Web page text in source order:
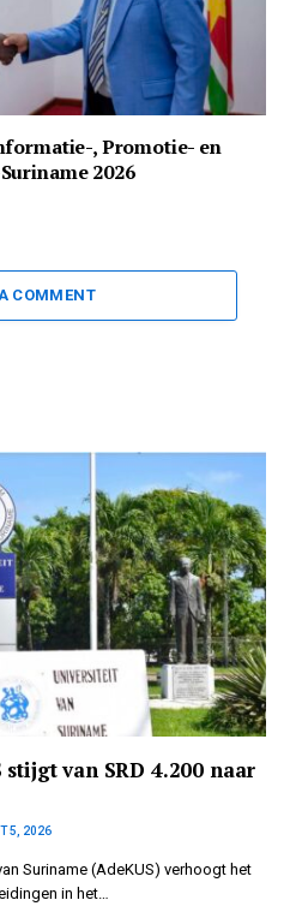
, Promotie- en
2026
COMMENT
van SRD 4.200 naar
5, 2026
Suriname (AdeKUS) verhoogt het
in het…